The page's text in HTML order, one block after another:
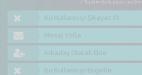
/ Toplam defa puan verilmiş
Bu Kullanıcıyı Şikayet Et
Mesaj Yolla
Arkadaş Olarak Ekle
Bu Kullanıcıyı Engelle